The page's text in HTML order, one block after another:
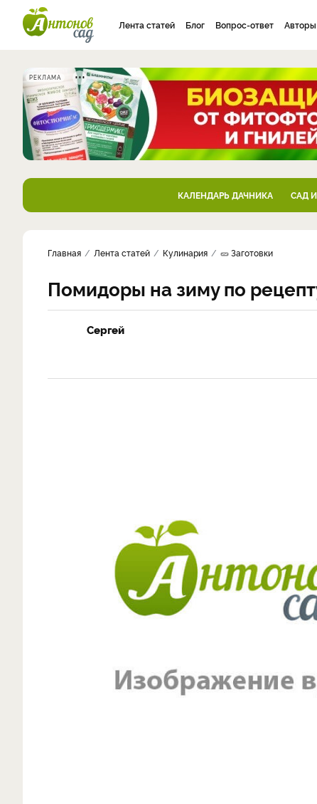
Лента статей Блог Вопрос-ответ Авторы
РЕКЛАМА
КАЛЕНДАРЬ ДАЧНИКА САД
Главная Лента статей Кулинария 🥒 Заготовки
Помидоры на зиму по
Сергей